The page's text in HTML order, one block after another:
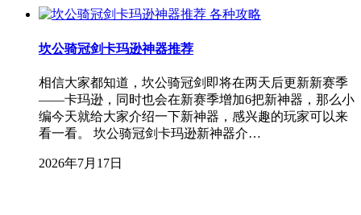
各种攻略
坎公骑冠剑卡玛逊神器推荐
相信大家都知道，坎公骑冠剑即将在两天后更新新赛季
——卡玛逊，同时也会在新赛季增加6把新神器，那么小
编今天就给大家介绍一下新神器，感兴趣的玩家可以来
看一看。 坎公骑冠剑卡玛逊新神器介…
2026年7月17日